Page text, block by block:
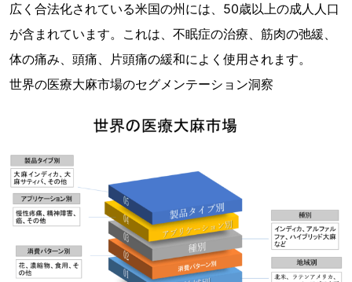
広く合法化されている米国の州には、50歳以上の成人人口
が含まれています。これは、不眠症の治療、筋肉の弛緩、
体の痛み、頭痛、片頭痛の緩和によく使用されます。
世界の医療大麻市場のセグメンテーション洞察